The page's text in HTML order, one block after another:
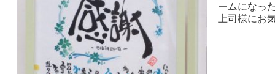
ームになっ
上司様にお